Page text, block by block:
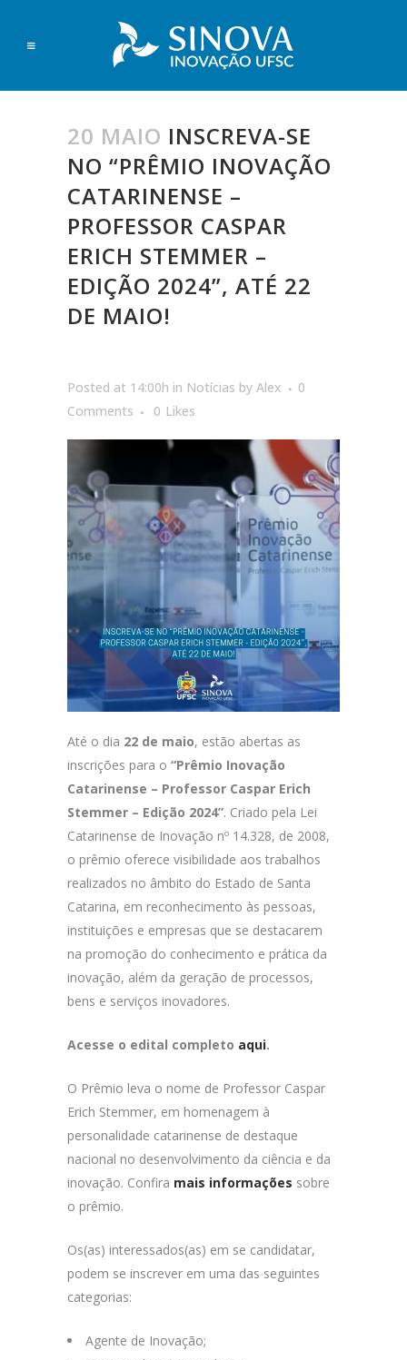
20 MAIO INSCREVA-SE
NO “PRÊMIO INOVAÇÃO
CATARINENSE –
PROFESSOR CASPAR
ERICH STEMMER –
EDIÇÃO 2024”, ATÉ 22
DE MAIO!
Posted at 14:00h in Notícias by Alex
0
Comments
0 Likes
Até o dia 22 de maio, estão abertas as
inscrições para o “Prêmio Inovação
Catarinense – Professor Caspar Erich
Stemmer – Edição 2024”. Criado pela Lei
Catarinense de Inovação nº 14.328, de 2008,
o prêmio oferece visibilidade aos trabalhos
realizados no âmbito do Estado de Santa
Catarina, em reconhecimento às pessoas,
instituições e empresas que se destacarem
na promoção do conhecimento e prática da
inovação, além da geração de processos,
bens e serviços inovadores.
Acesse o edital completo aqui.
O Prêmio leva o nome de Professor Caspar
Erich Stemmer, em homenagem à
personalidade catarinense de destaque
nacional no desenvolvimento da ciência e da
inovação. Confira mais informações sobre
o prêmio.
Os(as) interessados(as) em se candidatar,
podem se inscrever em uma das seguintes
categorias:
Agente de Inovação;